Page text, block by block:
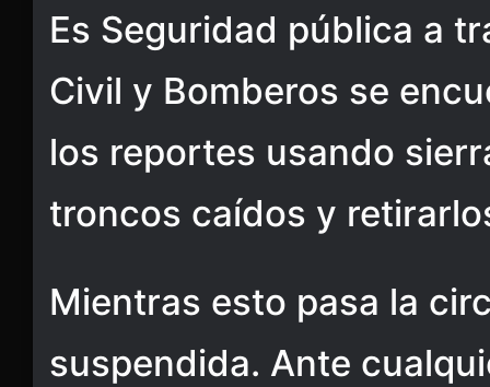
Es Seguridad pública a
Civil y Bomberos se
los reportes usando
troncos caídos y
Mientras esto pasa la
suspendida. Ante